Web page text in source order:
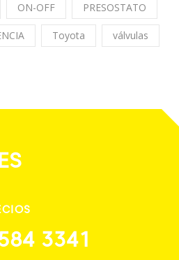
ON-OFF PRESOSTATO
Toyota válvulas
3341